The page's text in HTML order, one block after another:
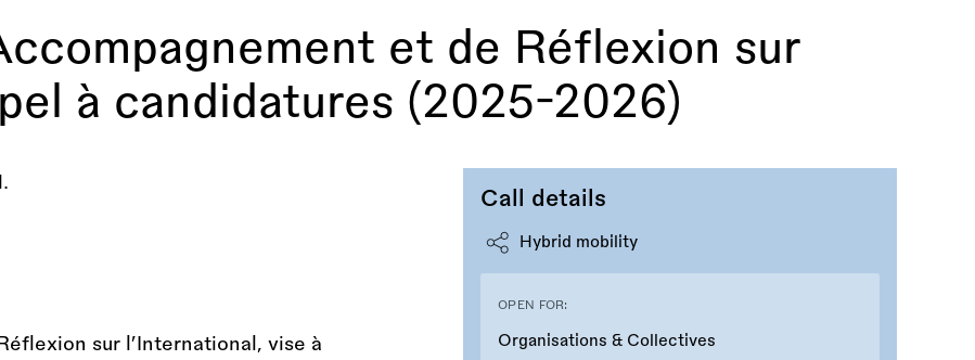
et de Réflexion sur
à candidatures (2025-2026)
Call details
Hybrid mobility
OPEN FOR:
Organisations & Collectives
sur l’International, vise à